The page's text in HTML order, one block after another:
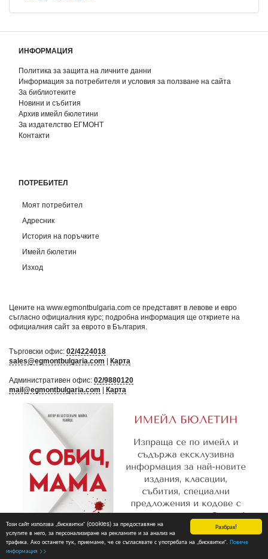
Разбрах!
Този сайт използва „бисквитки“ (cookies) за предоставяне на
услугите в него, за персонализиране на рекламите и за анализ на
трафика. Ако останете тук, приемаме, че се съгласявате с употребата на „бисквитки“. Повече
информация >>
ИНФОРМАЦИЯ
Политика за защита на личните данни
Информация за потребителя и условия за ползване на сайта
За библиотеките
Новини и събития
Архив имейл бюлетини
За издателство ЕГМОНТ
Контакти
ПОТРЕБИТЕЛ
Моят потребител
Адресник
История на поръчките
Имейл бюлетин
Изход
Цените на www.egmontbulgaria.com се представят в левове и евро
съгласно официалния курс; подробна информация ще откриете на
официалния сайт за еврото в България
Търговски офис: 02/4224018
sales@egmontbulgaria.com
Карта
Административен офис: 02/9880120
mail@egmontbulgaria.com
Карта